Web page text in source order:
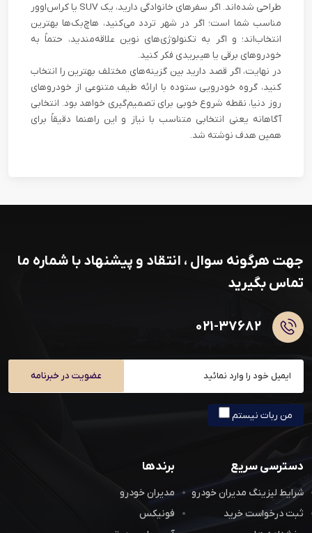
طراحی شده‌اند. اگر سفرهای خانوادگی دارید، یک SUV یا کراس‌اوور
مناسب شما است؛ اگر در شهر تردد می‌کنید، هاچ‌بک‌ها بهترین
انتخاب‌اند؛ و اگر به تکنولوژی‌های نوین علاقه‌مندید، حتماً به
خودروهای برقی یا هیبریدی فکر کنید.
در نهایت، اگر قصد دارید بین گزینه‌های مختلف بهترین را انتخاب
کنید، گروه خودرویی ستوده با ارائه‌ طیف متنوعی از خودروهای
روز دنیا، نقطه شروع خوبی برای تصمیم‌گیری خواهد بود. انتخابی
آگاهانه یعنی انتخابی متناسب با نیاز و این راهنما دقیقاً برای
همین هدف نوشته شد.
جهت هرگونه سوال ، انتقاد و پیشنهاد با شماره ما
تماس بگیرید
۰۲۱-۳۷۶۸۲
عضویت در خبرنامه
من ربات نیستم
دسترسی سریع
شرایط لیزینگ مدیران خودرو
ثبت درخواست خرید
برندها
مدیران خودرو
فونیکس